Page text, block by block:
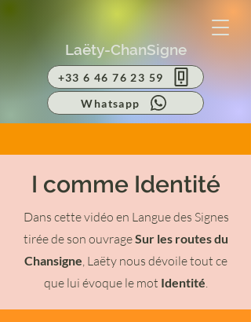
Laëty-ChanSigne
+33 6 46 76 23 59
Whatsapp
I comme Identité
Dans cette vidéo en Langue des Signes
tirée de son ouvrageSur les routes du
Chansigne, Laëty nous dévoile tout ce
que lui évoque le mot Identité.